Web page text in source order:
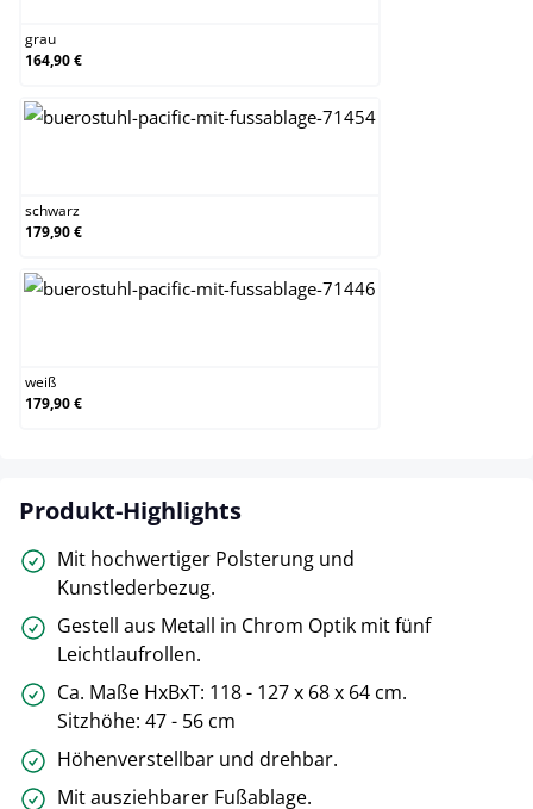
grau
164,90 €
schwarz
179,90 €
weiß
179,90 €
Produkt-Highlights
Mit hochwertiger Polsterung und
Kunstlederbezug.
Gestell aus Metall in Chrom Optik mit fünf
Leichtlaufrollen.
Ca. Maße HxBxT: 118 - 127 x 68 x 64 cm.
Sitzhöhe: 47 - 56 cm
Höhenverstellbar und drehbar.
Mit ausziehbarer Fußablage.